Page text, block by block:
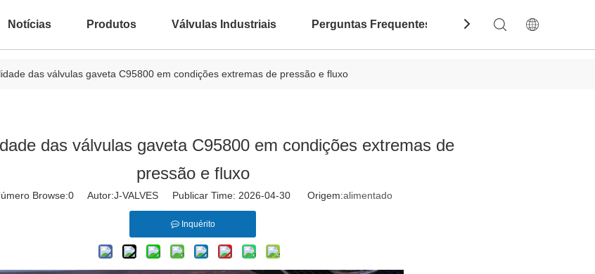
Notícias Produtos Válvulas Industriais Perguntas Frequentes Contate-Nos
das válvulas gaveta C95800 em condições extremas de pressão e fluxo
das válvulas gaveta C95800 em condições extremas de
pressão e fluxo
Browse:0Autor:J-VALVES Publicar Time: 2026-04-30 Origem:alimentado
Inquérito